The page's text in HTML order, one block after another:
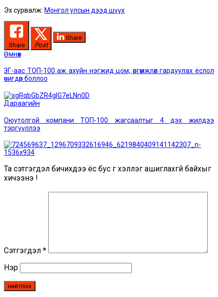
Эх сурвалж: Монгол улсын дээд шүүх
Share Post
Share
Post
navigation
ӨмнөхӨмнөх
ЗГ-аас ТОП-100 аж ахуйн нэгжид цом, өргөмжлөл гардуулах ёслол
өчигдөр боллоо
Дараагийн
Оюутолгой компани ТОП-100 жагсаалтыг 4 дэх жилдээ
тэргүүллээ
Та сэтгэгдэл бичихдээ ёс бус үг хэллэг ашиглахгүй байхыг
хичээнэ үү!
Сэтгэгдэл *
Нэр